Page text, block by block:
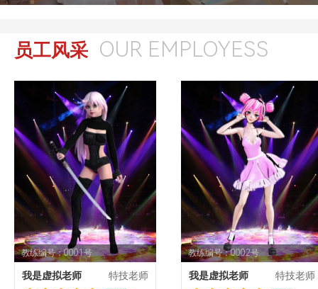
员工风采 OUR EMPLOYESS
教练编号：0001号
我是虚拟老师 特技老师
教练编号：0002号
我是虚拟老师 特技老师